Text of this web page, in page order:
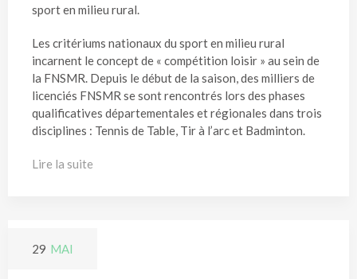
sport en milieu rural.
Les critériums nationaux du sport en milieu rural
incarnent le concept de « compétition loisir » au sein de
la FNSMR. Depuis le début de la saison, des milliers de
licenciés FNSMR se sont rencontrés lors des phases
qualificatives départementales et régionales dans trois
disciplines : Tennis de Table, Tir à l’arc et Badminton.
Lire la suite
29 MAI